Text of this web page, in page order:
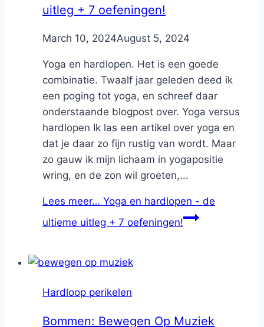
uitleg + 7 oefeningen!
ByNicole
March 10, 2024August 5, 2024
Yoga en hardlopen. Het is een goede
combinatie. Twaalf jaar geleden deed ik
een poging tot yoga, en schreef daar
onderstaande blogpost over. Yoga versus
hardlopen Ik las een artikel over yoga en
dat je daar zo fijn rustig van wordt. Maar
zo gauw ik mijn lichaam in yogapositie
wring, en de zon wil groeten,...
Lees meer… Yoga en hardlopen - de
ultieme uitleg + 7 oefeningen!
Hardloop perikelen
Bommen: Bewegen Op Muziek